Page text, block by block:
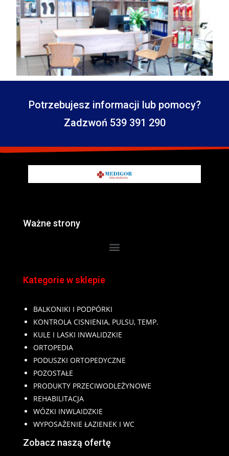
Potrzebujesz informacji lub pomocy?
Zadzwoń 539 391 290
Ważne strony
Kategorie w sklepie
BALKONIKI I PODPÓRKI
KONTROLA CISNIENIA, PULSU, TEMP.
KULE I LASKI INWALIDZKIE
ORTOPEDIA
PODUSZKI ORTOPEDYCZNE
POZOSTAŁE
PRODUKTY PRZECIWODLEŻYNOWE
REHABILITACJA
WÓZKI INWLAIDZKIE
WYPOSAŻENIE ŁAZIENEK I WC
Zobacz naszą ofertę